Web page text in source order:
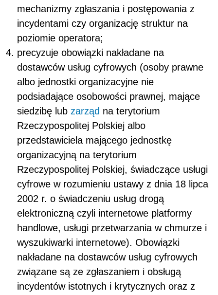
mechanizmy zgłaszania i postępowania z
incydentami czy organizację struktur na
poziomie operatora;
precyzuje obowiązki nakładane na
dostawców usług cyfrowych (osoby prawne
albo jednostki organizacyjne nie
podsiadające osobowości prawnej, mające
siedzibę lub zarząd na terytorium
Rzeczypospolitej Polskiej albo
przedstawiciela mającego jednostkę
organizacyjną na terytorium
Rzeczypospolitej Polskiej, świadczące usługi
cyfrowe w rozumieniu ustawy z dnia 18 lipca
2002 r. o świadczeniu usług drogą
elektroniczną czyli internetowe platformy
handlowe, usługi przetwarzania w chmurze i
wyszukiwarki internetowe). Obowiązki
nakładane na dostawców usług cyfrowych
związane są ze zgłaszaniem i obsługą
incydentów istotnych i krytycznych oraz z